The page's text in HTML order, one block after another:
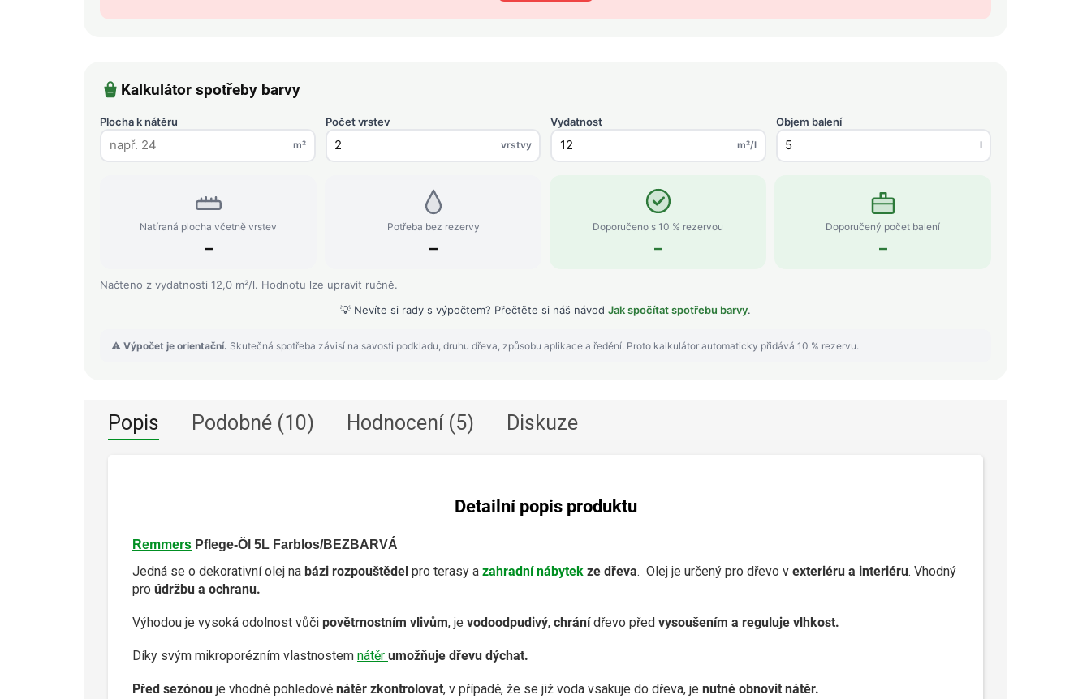
Kalkulátor spotřeby barvy
Plocha k nátěru
m²
Počet vrstev
vrstvy
Vydatnost
m²/l
Objem balení
l
Natíraná plocha včetně vrstev
–
Potřeba bez rezervy
–
Doporučeno s 10 % rezervou
–
Doporučený počet balení
–
Načteno z vydatnosti 12,0 m²/l. Hodnotu lze upravit ručně.
💡 Nevíte si rady s výpočtem? Přečtěte si náš návod Jak spočítat spotřebu barvy.
⚠️ Výpočet je orientační. Skutečná spotřeba závisí na savosti podkladu, druhu dřeva, způsobu aplikace a ředění. Proto kalkulátor automaticky přidává 10 % rezervu.
Popis Podobné (10) Hodnocení (5) Diskuze
Detailní popis produktu
Remmers Pflege-Öl 5L Farblos/BEZBARVÁ
Jedná se o dekorativní olej na bázi rozpouštědel pro terasy a zahradní nábytek ze dřeva. Olej je určený pro dřevo v exteriéru a interiéru. Vhodný
pro údržbu a ochranu.
Výhodou je vysoká odolnost vůči povětrnostním vlivům, je vodoodpudivý, chránídřevo před vysoušením a reguluje vlhkost.
Díky svým mikroporézním vlastnostem nátěr umožňuje dřevu dýchat.
Před sezónou je vhodné pohledově nátěr zkontrolovat, v případě, že se již voda vsakuje do dřeva, je nutné obnovit nátěr.